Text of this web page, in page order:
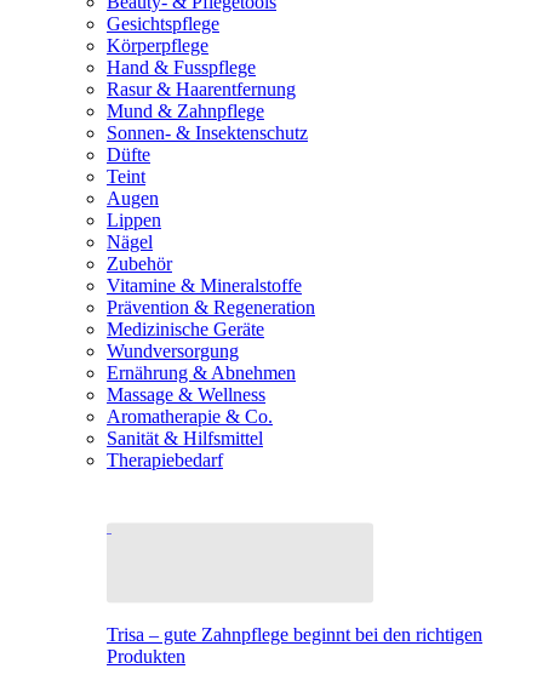
Gesichtspflege
Körperpflege
Hand & Fusspflege
Rasur & Haarentfernung
Mund & Zahnpflege
Sonnen- & Insektenschutz
Düfte
Teint
Augen
Lippen
Nägel
Zubehör
Vitamine & Mineralstoffe
Prävention & Regeneration
Medizinische Geräte
Wundversorgung
Ernährung & Abnehmen
Massage & Wellness
Aromatherapie & Co.
Sanität & Hilfsmittel
Therapiebedarf
Trisa – gute Zahnpflege beginnt bei den richtigen
Produkten